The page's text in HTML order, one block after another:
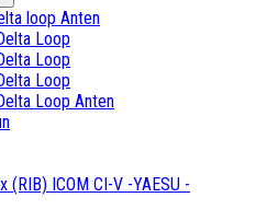
loop Anten
Loop
Loop
Loop
Loop Anten
(RIB) ICOM CI-V -YAESU -